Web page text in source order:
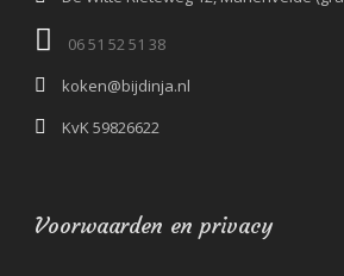
06 51 52 51 38‬
koken@bijdinja.nl
KvK 59826622
Voorwaarden en privacy